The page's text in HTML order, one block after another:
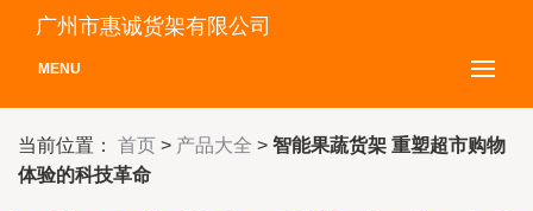
广州市惠诚货架有限公司
MENU
当前位置： 首页 > 产品大全 > 智能果蔬货架 重塑超市购物
体验的科技革命